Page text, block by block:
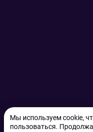
Мы используем cookie,
пользоваться.